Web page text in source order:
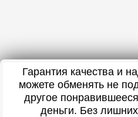
Гарантия качества и
можете обменять не
другое
деньги. Без